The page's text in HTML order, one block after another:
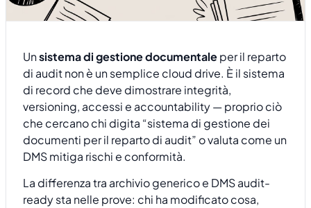
Unsistema di gestione documentaleper il reparto
di audit non è un semplice cloud drive. È il sistema
di record che deve dimostrare integrità,
versioning, accessi e accountability — proprio ciò
che cercano chi digita “sistema di gestione dei
documenti per il reparto di audit” o valuta come un
DMS mitiga rischi e conformità.
La differenza tra archivio generico e DMS audit-
ready sta nelle prove: chi ha modificato cosa,